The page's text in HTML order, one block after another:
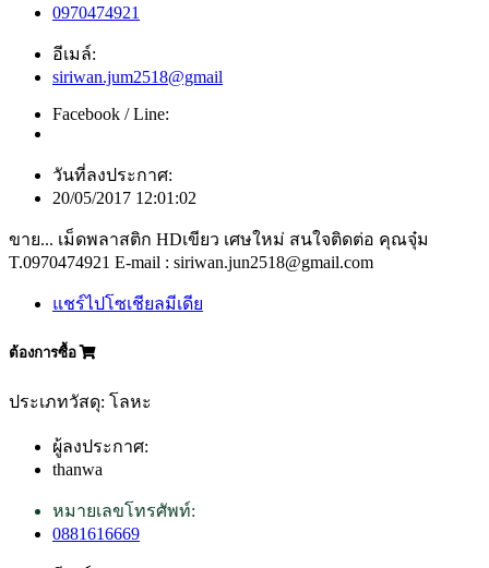
0970474921
อีเมล์:
siriwan.jum2518@gmail
Facebook / Line:
วันที่ลงประกาศ:
20/05/2017 12:01:02
ขาย... เม็ดพลาสติก HDเขียว เศษใหม่ สนใจติดต่อ คุณจุ๋ม
T.0970474921 E-mail : siriwan.jun2518@gmail.com
แชร์ไปโซเชียลมีเดีย
ต้องการซื้อ
ประเภทวัสดุ: โลหะ
ผู้ลงประกาศ:
thanwa
หมายเลขโทรศัพท์:
0881616669